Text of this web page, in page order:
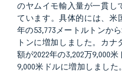
のヤムイモ輸入量が一貫し
ています。具体的には、米
年の53,773メートルトンか
トンに増加しました。カ
額が2022年の3,202万9,000
9,000米ドルに増加しまし